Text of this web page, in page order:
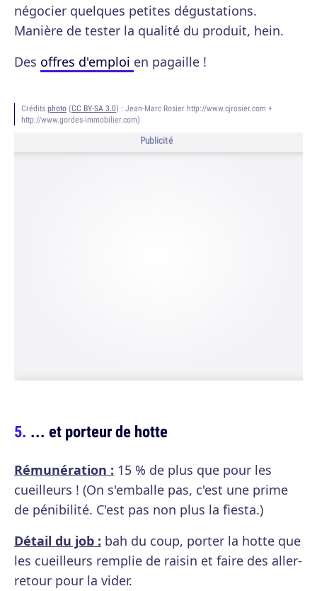
négocier quelques petites dégustations.
Manière de tester la qualité du produit, hein.
Des offres d'emploi en pagaille !
Crédits photo (CC BY-SA 3.0) : Jean-Marc Rosier http://www.cjrosier.com +
http://www.gordes-immobilier.com)
Publicité
... et porteur de hotte
Rémunération : 15 % de plus que pour les
cueilleurs ! (On s'emballe pas, c'est une prime
de pénibilité. C'est pas non plus la fiesta.)
Détail du job : bah du coup, porter la hotte que
les cueilleurs remplie de raisin et faire des aller-
retour pour la vider.